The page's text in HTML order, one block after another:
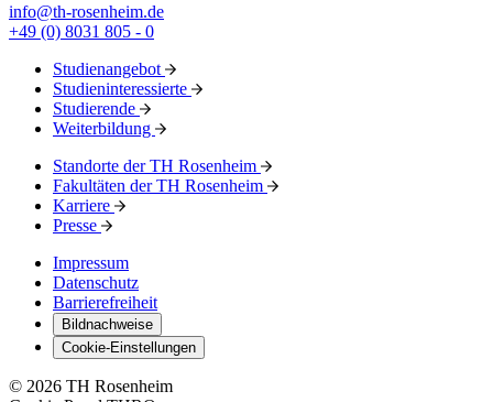
info@th-rosenheim.de
+49 (0) 8031 805 - 0
Studienangebot
Studieninteressierte
Studierende
Weiterbildung
Standorte der TH Rosenheim
Fakultäten der TH Rosenheim
Karriere
Presse
Impressum
Datenschutz
Barrierefreiheit
Bildnachweise
Cookie-Einstellungen
© 2026 TH Rosenheim